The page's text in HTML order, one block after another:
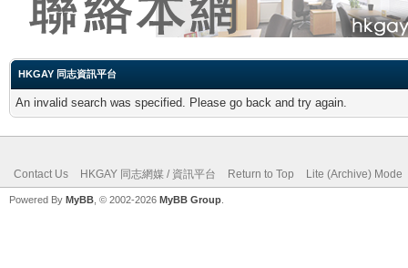
HKGAY 同志資訊平台
An invalid search was specified. Please go back and try again.
Contact Us HKGAY 同志網媒 / 資訊平台 Return to Top Lite (Archive) Mode
Powered By MyBB , © 2002-2026 MyBB Group